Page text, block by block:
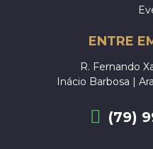
ENTRE
R. Fernando
Inácio Barbosa |
(79)